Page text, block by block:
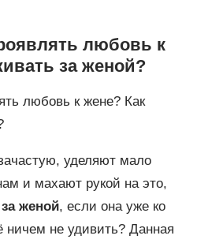
любовь к
за женой?
любовь к жене? Как
уделяют мало
и махают рукой на это,
женой, если она уже ко
ничем не удивить? Данная